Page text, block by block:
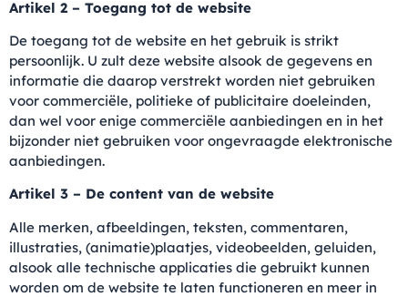
Artikel 2 – Toegang tot de website
De toegang tot de website en het gebruik is strikt
persoonlijk. U zult deze website alsook de gegevens en
informatie die daarop verstrekt worden niet gebruiken
voor commerciële, politieke of publicitaire doeleinden,
dan wel voor enige commerciële aanbiedingen en in het
bijzonder niet gebruiken voor ongevraagde elektronische
aanbiedingen.
Artikel 3 – De content van de website
Alle merken, afbeeldingen, teksten, commentaren,
illustraties, (animatie)plaatjes, videobeelden, geluiden,
alsook alle technische applicaties die gebruikt kunnen
worden om de website te laten functioneren en meer in